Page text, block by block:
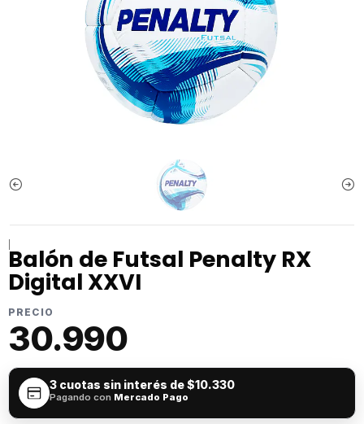
Balón de Futsal Penalty RX
Digital XXVI
PRECIO
30.990
3 cuotas sin interés de$10.330
Pagando con Mercado Pago